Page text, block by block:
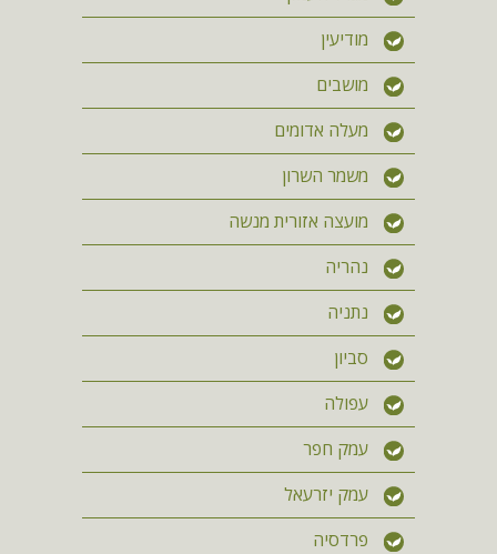
מודיעין
מושבים
מעלה אדומים
משמר השרון
מועצה אזורית מנשה
נהריה
נתניה
סביון
עפולה
עמק חפר
עמק יזרעאל
פרדסיה